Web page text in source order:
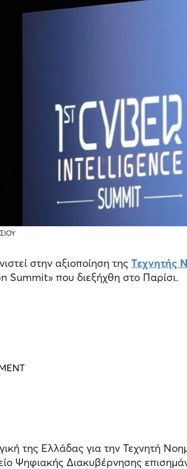
στην αξιοποίηση της Τεχνητής
Summit» που διεξήχθη στο Παρίσι.
της Ελλάδας για την Τεχνητή
Ψηφιακής Διακυβέρνησης